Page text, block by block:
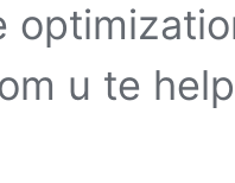
u te